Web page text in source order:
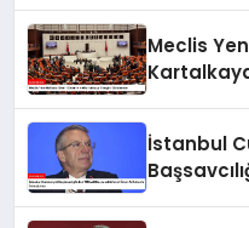
Meclis
İstanbul